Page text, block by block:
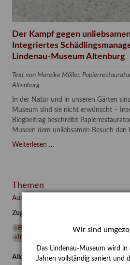
Der Kampf gegen
Integriertes
Lindenau-Museum Altenburg
Text von Mareike Möller,
Altenburg
In der Natur und in unseren Gärten
Museum sind sie nicht erwünscht –
Blogbeitrag beschreibt
Museen dem unliebsamen Besuch den
Weiterlesen …Der
Museum
Altenburg
Themen
Ausgewählte Auszeichnungen
Zugehörige Auszeichnungen
+Bibliothek +Insekten(1)
+Integriertes Schädlingsmanagement
Alle Auszeichnungen (106)
Wir sind
Das Lindenau-Museum wird in
Jahren vollständig saniert und